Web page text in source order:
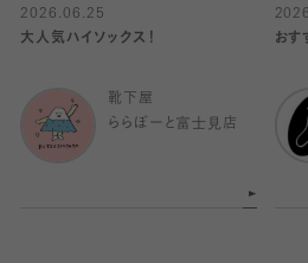
2026.06.25
大人気ハイソックス！
靴下屋
ららぽーと富士見店
おす